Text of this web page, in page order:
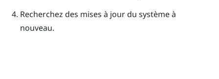
Recherchez des mises à jour du système à
nouveau.